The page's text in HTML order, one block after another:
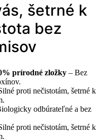
šetrné k
bez
prírodné zložky– Bez
odbúrateľné a bez